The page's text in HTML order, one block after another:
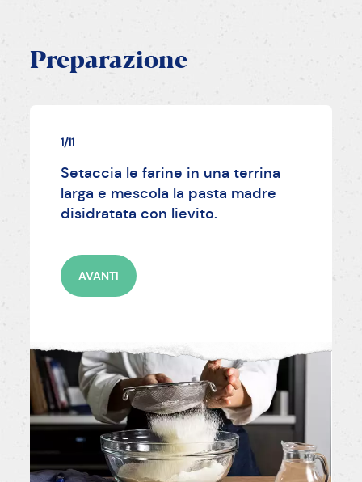
Preparazione
1/11
Setaccia le farine in una terrina
larga e mescola la pasta madre
disidratata con lievito.
AVANTI